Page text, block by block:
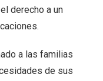
derecho a un
a las familias
de sus